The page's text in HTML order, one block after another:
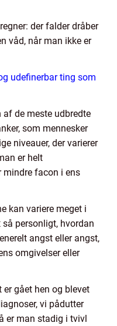
der falder dråber
våd, når man ikke er
udefinerbar ting som
de meste udbredte
som mennesker
niveauer, der varierer
er helt
mindre facon i ens
kan variere meget i
personligt, hvordan
angst eller angst,
omgivelser eller
gået hen og blevet
vi pådutter
er man stadig i tvivl